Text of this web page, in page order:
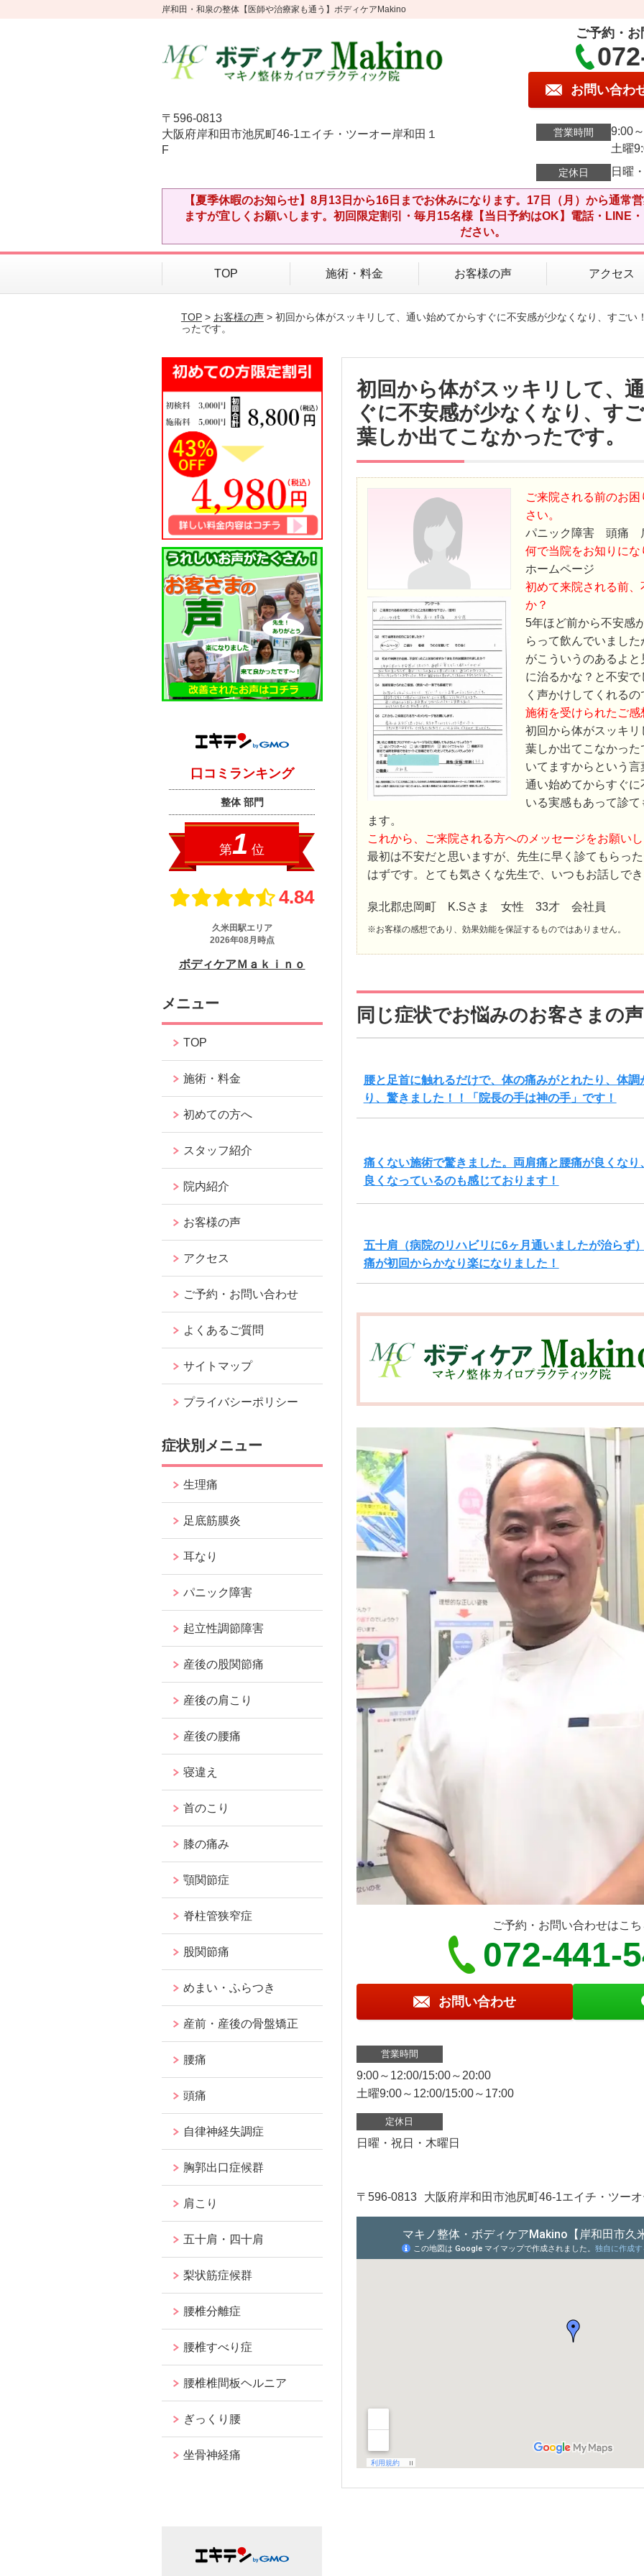
岸和田・和泉の整体【医師や治療家も通う】ボディケアMakino
〒596-0813
大阪府岸和田市池尻町46-1エイチ・ツーオー岸和田１
F
ご予約・
お問い合わ
営業時間
9:00
土曜
定休日 日曜
【夏季休暇のお知らせ】8月13日から16日までお休みになります。17日（月）から通常
ますが宜しくお願いします。初回限定割引・毎月15名様【当日予約はOK】電話・LINE
ださい。
TOP 施術・料金 お客様の声 アクセス
TOP> お客様の声> 初回から体がスッキリして、通い始めてからすぐに不安感が少なくなり、すごい
ったです。
初回から体がスッキリして、
ぐに不安感が少なくなり、す
葉しか出てこなかったです。
ご来院される前のお
さい。
パニック障害 頭痛
何で当院をお知りにな
ホームページ
初めて来院される前
か？
5年ほど前から不安感
らって飲んでいまし
がこういうのあるよ
に治るかな？と不安
く声かけしてくれる
施術を受けられたご感
初回から体がスッキ
葉しか出てこなかっ
いてますからという
通い始めてからすぐ
いる実感もあって診
ます。
これから、ご来院される方へのメッセージをお願い
最初は不安だと思いますが、先生に早く診てもらっ
はずです。とても気さくな先生で、いつもお話しで
泉北郡忠岡町 K.Sさま 女性 33才 会社員
※お客様の感想であり、効果効能を保証するものではありません。
同じ症状でお悩みのお客さまの声
腰と足首に触れるだけで、体の痛みがとれたり、体調
り、驚きました！！「院長の手は神の手」です！
痛くない施術で驚きました。両肩痛と腰痛が良くなり
良くなっているのも感じております！
五十肩（病院のリハビリに6ヶ月通いましたが治らず
痛が初回からかなり楽になりました！
ご予約・お問い合わせはこ
072-441-
お問い合わせ
営業時間
9:00～12:00/15:00～20:00
土曜9:00～12:00/15:00～17:00
定休日
日曜・祝日・木曜日
〒596-0813 大阪府岸和田市池尻町46-1エイチ・ツー
メニュー
TOP
施術・料金
初めての方へ
スタッフ紹介
院内紹介
お客様の声
アクセス
ご予約・お問い合わせ
よくあるご質問
サイトマップ
プライバシーポリシー
症状別メニュー
生理痛
足底筋膜炎
耳なり
パニック障害
起立性調節障害
産後の股関節痛
産後の肩こり
産後の腰痛
寝違え
首のこり
膝の痛み
顎関節症
脊柱管狭窄症
股関節痛
めまい・ふらつき
産前・産後の骨盤矯正
腰痛
頭痛
自律神経失調症
胸郭出口症候群
肩こり
五十肩・四十肩
梨状筋症候群
腰椎分離症
腰椎すべり症
腰椎椎間板ヘルニア
ぎっくり腰
坐骨神経痛